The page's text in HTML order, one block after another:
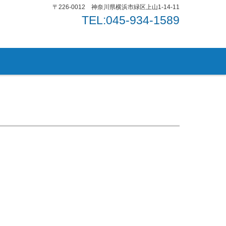
〒226-0012 神奈川県横浜市緑区上山1-14-11
TEL:045-934-1589